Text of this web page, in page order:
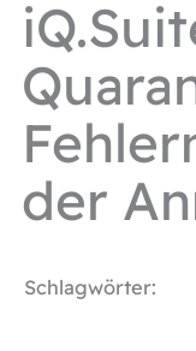
der
Schlagwörter: